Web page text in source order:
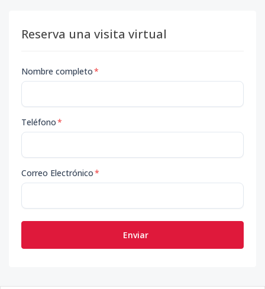
Reserva una visita virtual
Nombre completo*
Teléfono*
Correo Electrónico*
Enviar